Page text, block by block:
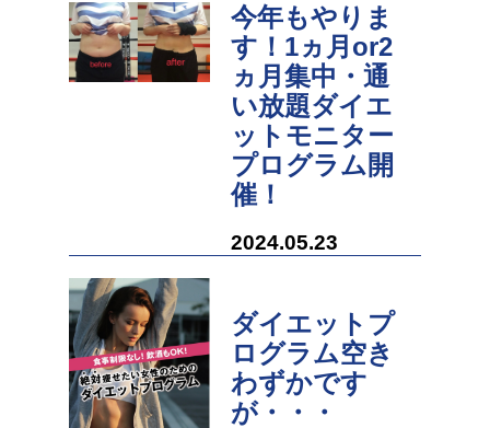
今年もやりま
す！1ヵ月or2
ヵ月集中・通
い放題ダイエ
ットモニター
プログラム開
催！
2024.05.23
ダイエットプ
ログラム空き
わずかです
が・・・